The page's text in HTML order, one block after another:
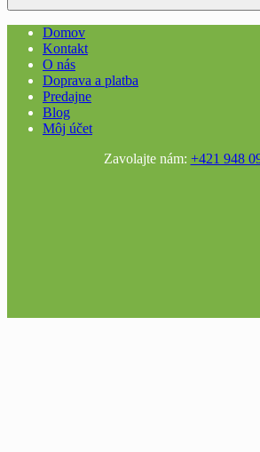
Domov
Kontakt
O nás
Doprava a platba
Predajne
Blog
Môj účet
Zavolajte nám: +421 948